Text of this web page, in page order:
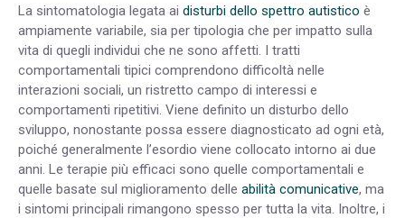
La sintomatologia legata ai disturbi dello spettro autistico è
ampiamente variabile, sia per tipologia che per impatto sulla
vita di quegli individui che ne sono affetti. I tratti
comportamentali tipici comprendono difficoltà nelle
interazioni sociali, un ristretto campo di interessi e
comportamenti ripetitivi. Viene definito un disturbo dello
sviluppo, nonostante possa essere diagnosticato ad ogni età,
poiché generalmente l’esordio viene collocato intorno ai due
anni. Le terapie più efficaci sono quelle comportamentali e
quelle basate sul miglioramento delle abilità comunicative, ma
i sintomi principali rimangono spesso per tutta la vita. Inoltre, i